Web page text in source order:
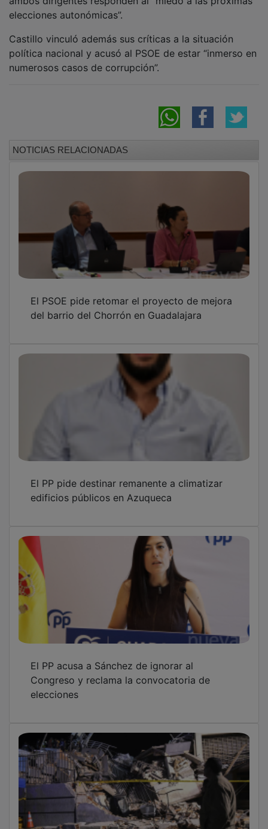
elecciones autonómicas”.
política nacional y acusó al PSOE de estar “inmerso en
numerosos casos de corrupción”.
del barrio del Chorrón en Guadalajara
edificios públicos en Azuqueca
Congreso y reclama la convocatoria de
elecciones